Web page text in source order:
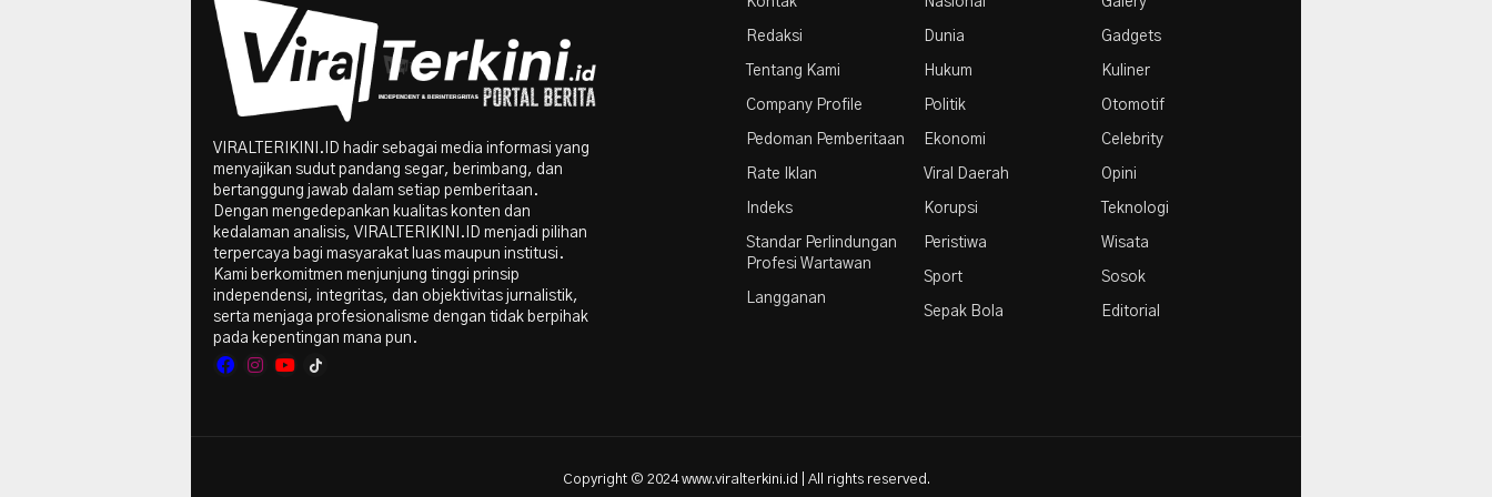
Redaksi
Tentang Kami
Company Profile
Pedoman Pemberitaan
Rate Iklan
Indeks
Standar Perlindungan
Profesi Wartawan
Langganan
Dunia
Hukum
Politik
Ekonomi
Viral Daerah
Korupsi
Peristiwa
Sport
Sepak Bola
Gadgets
Kuliner
Otomotif
Celebrity
Opini
Teknologi
Wisata
Sosok
Editorial
VIRALTERIKINI.ID hadir sebagai media informasi yang
menyajikan sudut pandang segar, berimbang, dan
bertanggung jawab dalam setiap pemberitaan.
Dengan mengedepankan kualitas konten dan
kedalaman analisis, VIRALTERIKINI.ID menjadi pilihan
terpercaya bagi masyarakat luas maupun institusi.
Kami berkomitmen menjunjung tinggi prinsip
independensi, integritas, dan objektivitas jurnalistik,
serta menjaga profesionalisme dengan tidak berpihak
pada kepentingan mana pun.
Copyright © 2024 www.viralterkini.id | All rights reserved.